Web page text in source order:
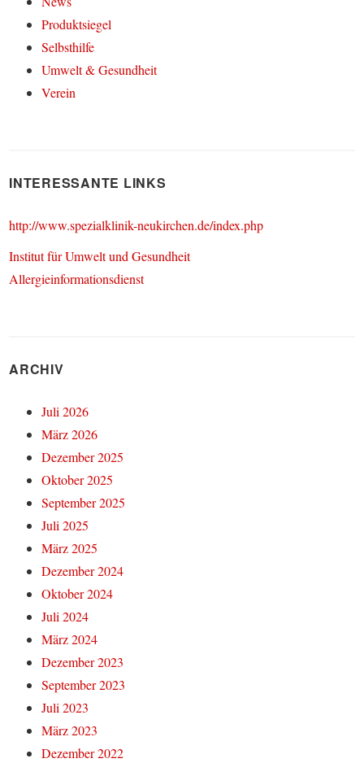
Produktsiegel
Selbsthilfe
Umwelt & Gesundheit
Verein
INTERESSANTE LINKS
http://www.spezialklinik-neukirchen.de/index.php
Institut für Umwelt und Gesundheit
Allergieinformationsdienst
ARCHIV
Juli 2026
März 2026
Dezember 2025
Oktober 2025
September 2025
Juli 2025
März 2025
Dezember 2024
Oktober 2024
Juli 2024
März 2024
Dezember 2023
September 2023
Juli 2023
März 2023
Dezember 2022